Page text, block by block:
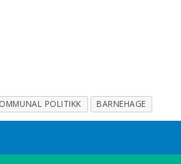
POLITIKK BARNEHAGE